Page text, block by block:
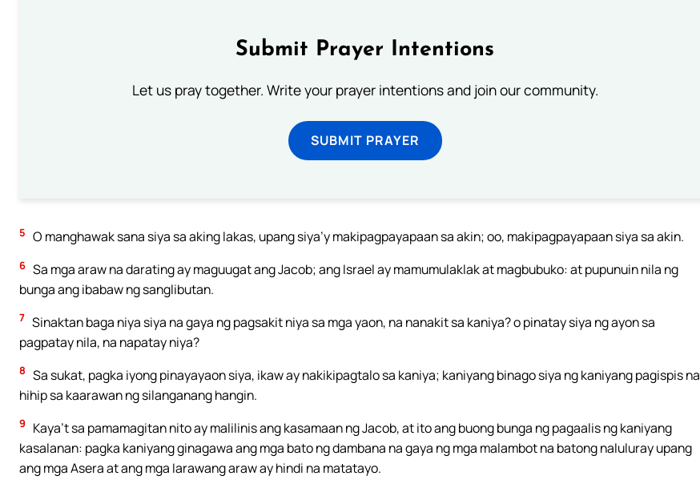
Submit Prayer Intentions
Let us pray together. Write your prayer intentions and join our community.
SUBMIT PRAYER
5 O manghawak sana siya sa aking lakas, upang siya’y makipagpayapaan sa akin; oo, makipagpayapaan siya sa akin.
6 Sa mga araw na darating ay maguugat ang Jacob; ang Israel ay mamumulaklak at magbubuko: at pupunuin nila ng
bunga ang ibabaw ng sanglibutan.
7 Sinaktan baga niya siya na gaya ng pagsakit niya sa mga yaon, na nanakit sa kaniya? o pinatay siya ng ayon sa
pagpatay nila, na napatay niya?
8 Sa sukat, pagka iyong pinayayaon siya, ikaw ay nakikipagtalo sa kaniya; kaniyang binago siya ng kaniyang pagispis na
hihip sa kaarawan ng silanganang hangin.
9
Kaya’t sa pamamagitan nito ay malilinis ang kasamaan ng Jacob, at ito ang buong bunga ng pagaalis ng kaniyang
kasalanan: pagka kaniyang ginagawa ang mga bato ng dambana na gaya ng mga malambot na batong naluluray upang
ang mga Asera at ang mga Iarawang araw ay hindi na matatayo.